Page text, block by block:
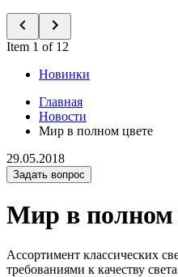
Item 1 of 12
Новинки
Главная
Новости
Мир в полном цвете
29.05.2018
Задать вопрос
Мир в полном
Ассортимент классических
требованиями к качеству